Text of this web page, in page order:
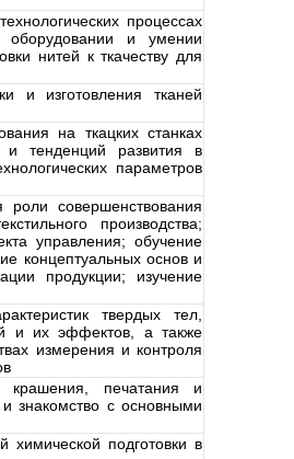
процессах
оборудовании и умении
нитей к ткачеству для
и изготовления тканей
на ткацких станках
и тенденций развития в
параметров
совершенствования
производства;
управления; обучение
концептуальных основ и
продукции; изучение
твердых тел,
и их эффектов, а также
измерения и контроля
крашения, печатания и
знакомство с основными
подготовки в